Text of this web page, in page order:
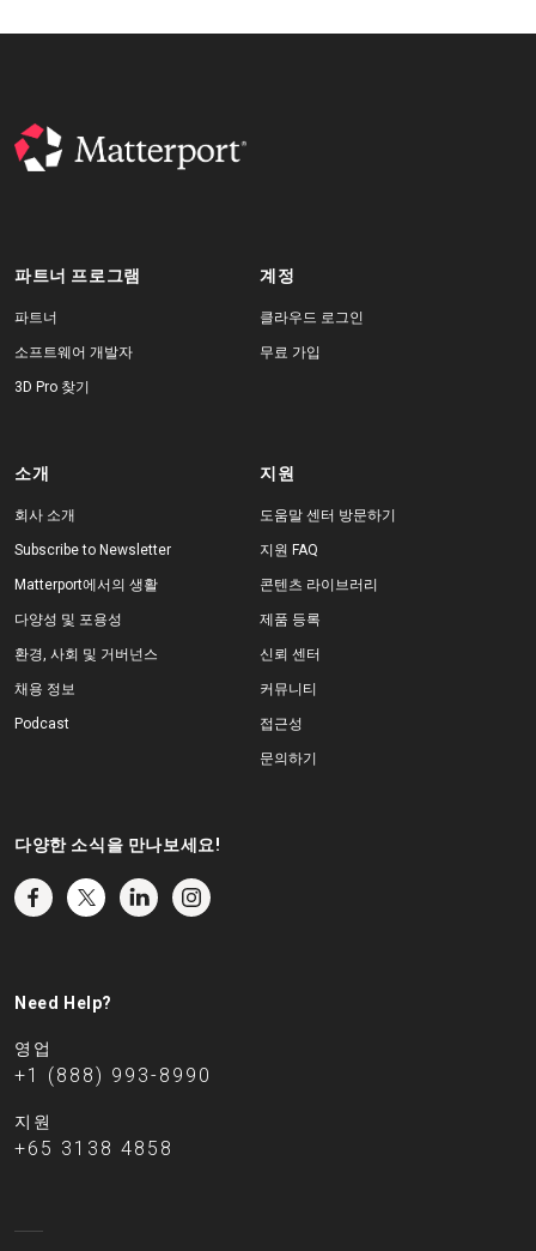
파트너 프로그램
파트너
소프트웨어 개발자
3D Pro 찾기
계정
클라우드 로그인
무료 가입
소개
회사 소개
Subscribe to Newsletter
Matterport에서의 생활
다양성 및 포용성
환경, 사회 및 거버넌스
채용 정보
Podcast
지원
도움말 센터 방문하기
지원 FAQ
콘텐츠 라이브러리
제품 등록
신뢰 센터
커뮤니티
접근성
문의하기
다양한 소식을 만나보세요!
Need Help?
영업
+1 (888) 993-8990
지원
+65 3138 4858